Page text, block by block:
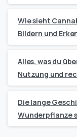
Wie sieht
Bildern und
Alles, was du
Nutzung und
Die lange
Wunderpflanze